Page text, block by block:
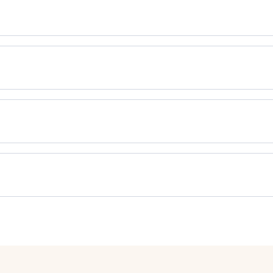
2 pack - Q10 Ujędrnienie
Ujędrnienie to kompleksowa pielęgnacja
cerę.
Butter, Cetearyl Alcohol, Methylpropanediol, Glyceryl
Sulfonic Acid, Butyl Methoxydibenzoylmethane, Ethylhexyl
Sodium Hyaluronate, Creatine, 1-Methylhydantoin-
Phenoxyethanol, Parfum
Butter, Caprylic/Capric Triglyceride, Cetearyl Alcohol,
Macadamia Integrifolia Seed Oil, Ubiquinone, Acetyl
Ricinus Communis Seed Oil, Ethylhexylglycerin, Caprylyl
oczyszczeniu skóry twarzy.